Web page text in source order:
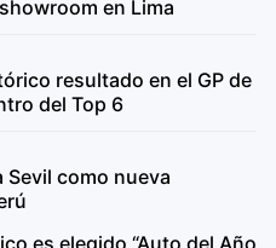
en Lima
resultado en el GP de
del Top 6
Sevil como nueva
es elegido “Auto del Año